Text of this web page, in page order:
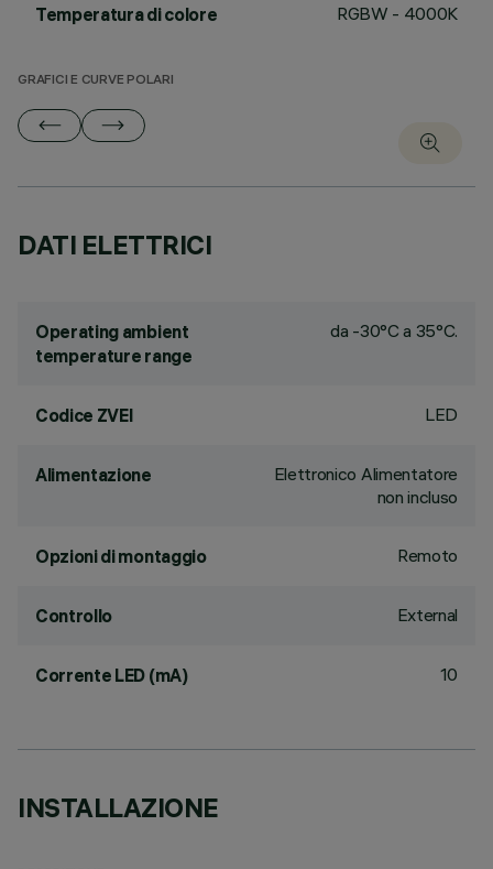
Temperatura di colore RGBW - 4000K
GRAFICI E CURVE POLARI
DATI ELETTRICI
Operating ambient
temperature range
da -30°C a 35°C.
Codice ZVEI LED
Alimentazione
Elettronico Alimentatore
non incluso
Opzioni di montaggio Remoto
Controllo External
Corrente LED (mA) 10
INSTALLAZIONE